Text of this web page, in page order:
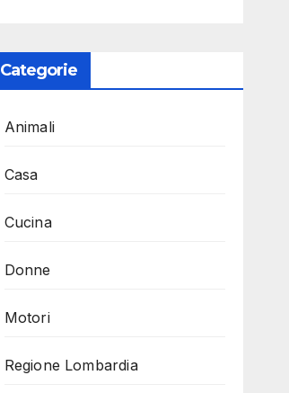
Categorie
Animali
Casa
Cucina
Donne
Motori
Regione Lombardia